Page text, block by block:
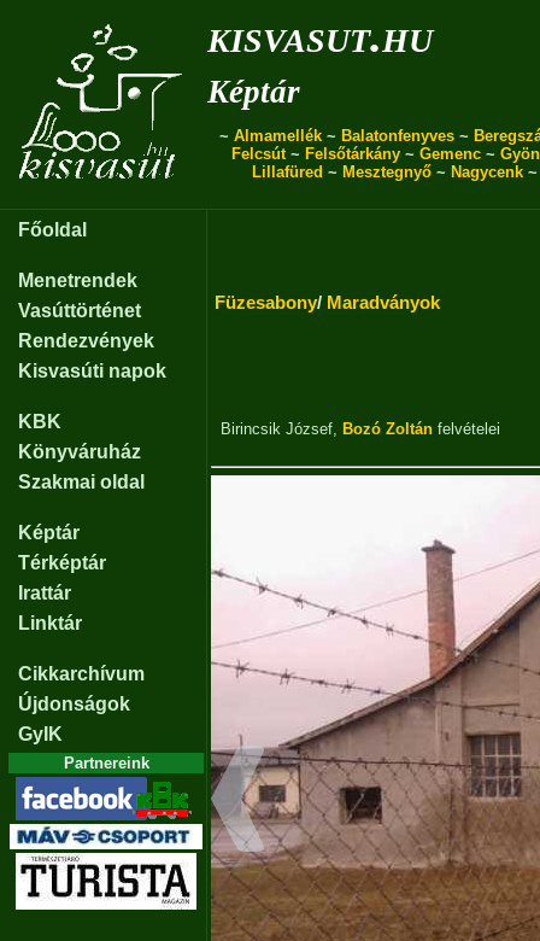
kisvasut.hu
Képtár
~ Almamellék ~ Balatonfenyves ~
Felcsút~ Felsőtárkány ~ Gemenc ~
Lillafüred ~ Mesztegnyő~ Nagycenk
Főoldal
Menetrendek
Vasúttörténet
Rendezvények
Kisvasúti napok
KBK
Könyváruház
Szakmai oldal
Képtár
Térképtár
Irattár
Linktár
Cikkarchívum
Újdonságok
GyIK
Partnereink
Füzesabony/ Maradványok
Birincsik József, Bozó Zoltán felvételei